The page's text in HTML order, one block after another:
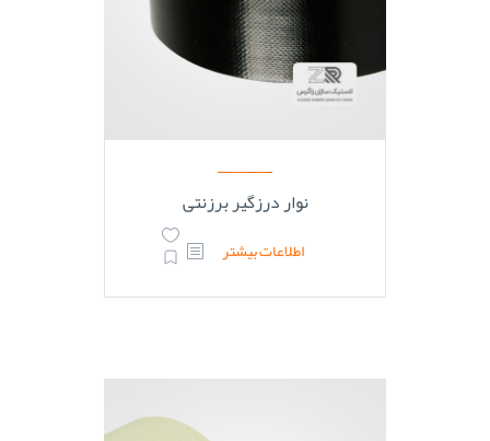
نوار درزگیر برزنتی
اطلاعات بیشتر